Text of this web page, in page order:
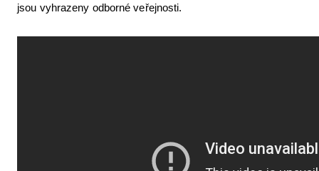
jsou vyhrazeny odborné veřejnosti.